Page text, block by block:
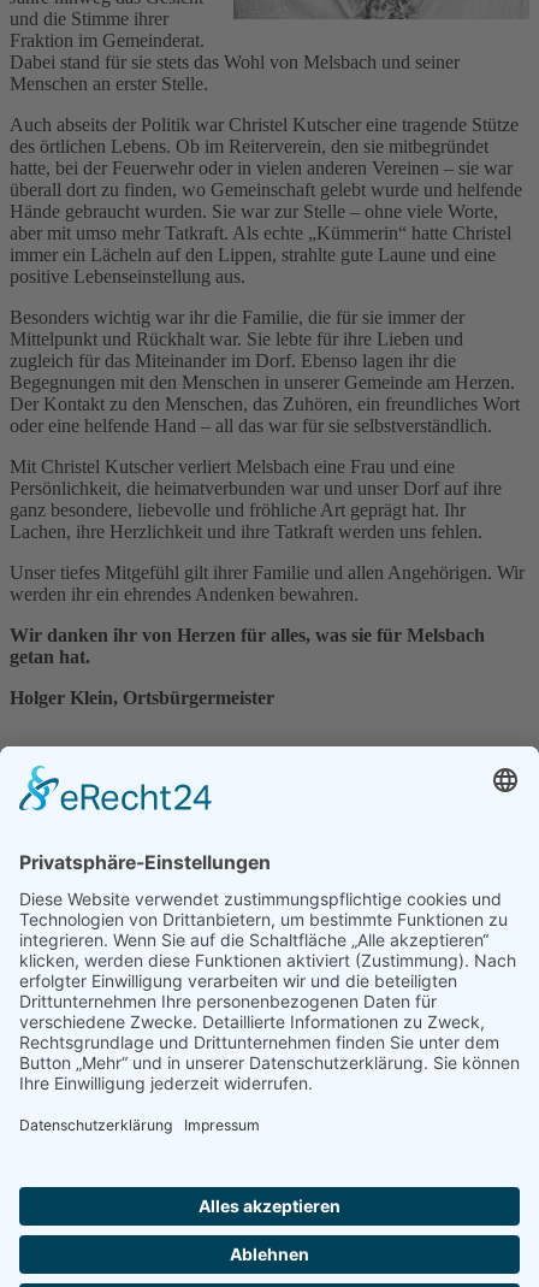
und die Stimme ihrer
Fraktion im Gemeinderat.
Dabei stand für sie stets das Wohl von Melsbach und seiner
Menschen an erster Stelle.
Auch abseits der Politik war Christel Kutscher eine tragende Stütze
des örtlichen Lebens. Ob im Reiterverein, den sie mitbegründet
hatte, bei der Feuerwehr oder in vielen anderen Vereinen – sie war
überall dort zu finden, wo Gemeinschaft gelebt wurde und helfende
Hände gebraucht wurden. Sie war zur Stelle – ohne viele Worte,
aber mit umso mehr Tatkraft. Als echte „Kümmerin“ hatte Christel
immer ein Lächeln auf den Lippen, strahlte gute Laune und eine
positive Lebenseinstellung aus.
Besonders wichtig war ihr die Familie, die für sie immer der
Mittelpunkt und Rückhalt war. Sie lebte für ihre Lieben und
zugleich für das Miteinander im Dorf. Ebenso lagen ihr die
Begegnungen mit den Menschen in unserer Gemeinde am Herzen.
Der Kontakt zu den Menschen, das Zuhören, ein freundliches Wort
oder eine helfende Hand – all das war für sie selbstverständlich.
Mit Christel Kutscher verliert Melsbach eine Frau und eine
Persönlichkeit, die heimatverbunden war und unser Dorf auf ihre
ganz besondere, liebevolle und fröhliche Art geprägt hat. Ihr
Lachen, ihre Herzlichkeit und ihre Tatkraft werden uns fehlen.
Unser tiefes Mitgefühl gilt ihrer Familie und allen Angehörigen. Wir
werden ihr ein ehrendes Andenken bewahren.
Wir danken ihr von Herzen für alles, was sie für Melsbach
getan hat.
Holger Klein, Ortsbürgermeister
Aktuelle Themen
Nachruf
REITERFEST MIT GS-TURNIER am Samstag den 7. September 2024
Kontakt
Impressum
Datenschutzerklärung
Cookie-Einstellungen
Kontakt
Impressum